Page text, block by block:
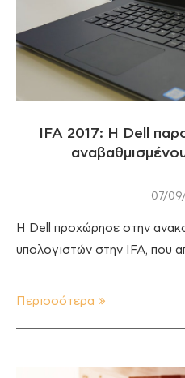
IFA 2017: Η Dell
07/
Η Dell προχώρησε στην
υπολογιστών στην IFA, που
Περισσότερα